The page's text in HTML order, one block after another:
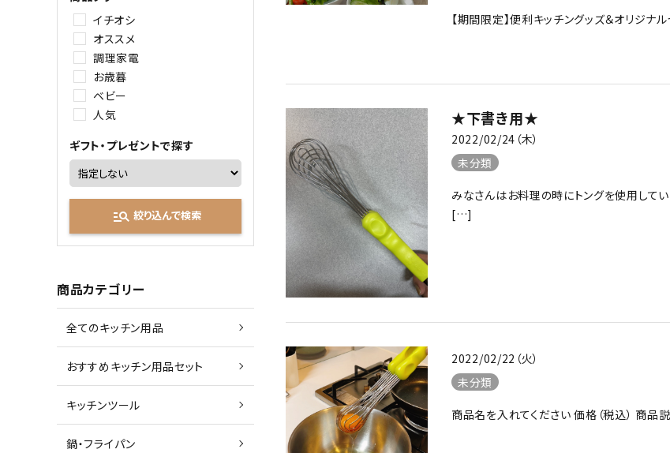
CRAFTSMANSHIP PRINK
Refa
【期間限定】便利キッチングッズ＆オリジ
★下書き用★
2022/02/24（木）
未分類
みなさんはお料理の時にトングを使用して
[…]
2022/02/22（火）
未分類
商品名を入れてください 価格（税込） 商
イチオシ
オススメ
調理家電
お歳暮
ベビー
人気
ギフト・プレゼントで探す
manage_search 絞り込んで検索
商品カテゴリー
全てのキッチン用品
おすすめキッチン用品セット
キッチンツール
鍋・フライパン